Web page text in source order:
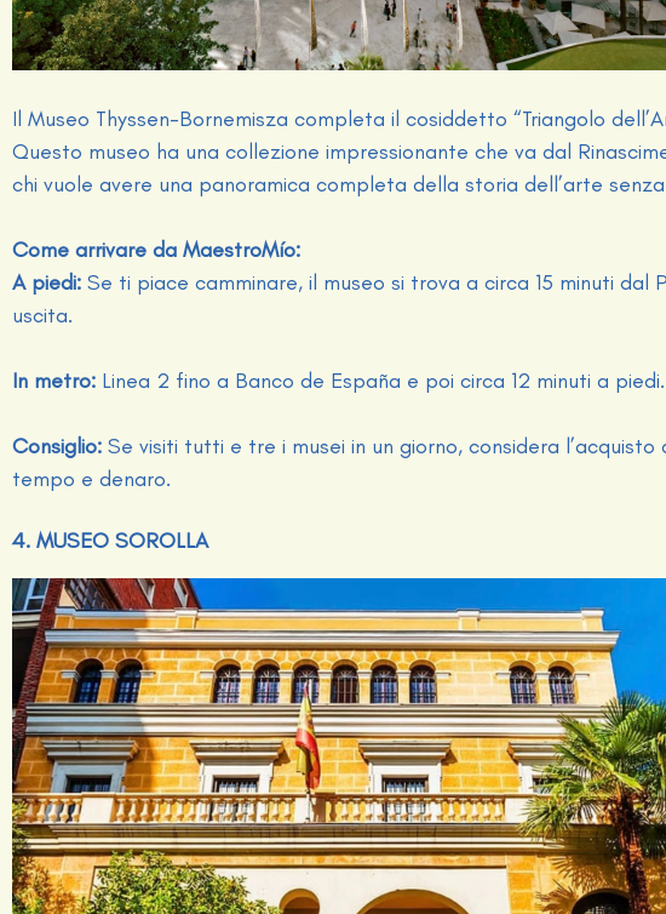
Il Museo Thyssen-Bornemisza completa il cosiddetto “Triangolo
Questo museo ha una collezione impressionante che va dal
chi vuole avere una panoramica completa della storia dell’arte
Come arrivare da MaestroMío:
A piedi: Se ti piace camminare, il museo si trova a circa 15 minuti dal
uscita.
In metro: Linea 2 fino a Banco de España e poi circa 12 minuti a piedi.
Consiglio: Se visiti tutti e tre i musei in un giorno, considera
tempo e denaro.
4. MUSEO SOROLLA